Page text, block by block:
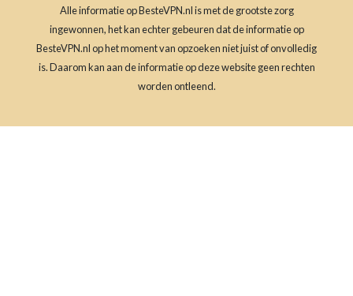
Alle informatie op BesteVPN.nl is met de grootste zorg
ingewonnen, het kan echter gebeuren dat de informatie op
BesteVPN.nl op het moment van opzoeken niet juist of onvolledig
is. Daarom kan aan de informatie op deze website geen rechten
worden ontleend.